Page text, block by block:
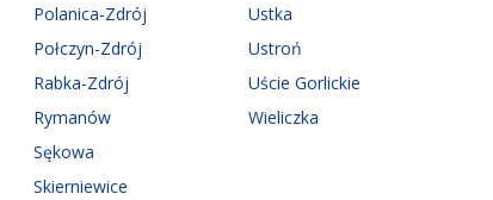
Polanica-Zdrój
Połczyn-Zdrój
Rabka-Zdrój
Rymanów
Sękowa
Skierniewice
Ustka
Ustroń
Uście Gorlickie
Wieliczka